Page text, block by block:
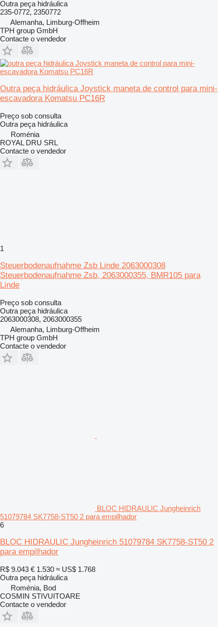
Outra peça hidráulica
235-0772, 2350772
Alemanha, Limburg-Offheim
TPH group GmbH
Contacte o vendedor
Outra peça hidráulica Joystick maneta de control para mini-
escavadora Komatsu PC16R
Preço sob consulta
Outra peça hidráulica
Roménia
ROYAL DRU SRL
Contacte o vendedor
1
Steuerbodenaufnahme Zsb Linde 2063000308
Steuerbodenaufnahme Zsb, 2063000355, BMR105 para
Linde
Preço sob consulta
Outra peça hidráulica
2063000308, 2063000355
Alemanha, Limburg-Offheim
TPH group GmbH
Contacte o vendedor
BLOC HIDRAULIC Jungheinrich
51079784 SK7758-ST50 2 para empilhador
6
BLOC HIDRAULIC Jungheinrich 51079784 SK7758-ST50 2
para empilhador
R$ 9.043 € 1.530 ≈ US$ 1.768
Outra peça hidráulica
Roménia, Bod
COSMIN STIVUITOARE
Contacte o vendedor